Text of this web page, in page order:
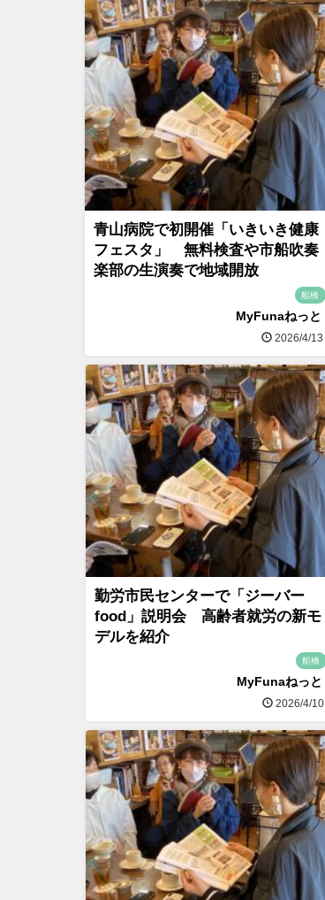
青山病院で初開催「いきいき健康
フェスタ」 無料検査や市船吹奏
楽部の生演奏で地域開放
船橋
MyFunaねっと
2026/4/13
勤労市民センターで「ジーバー
food」説明会 高齢者就労の新モ
デルを紹介
船橋
MyFunaねっと
2026/4/10